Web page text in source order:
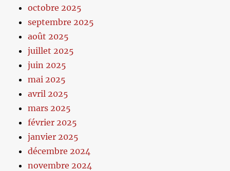
octobre 2025
septembre 2025
août 2025
juillet 2025
juin 2025
mai 2025
avril 2025
mars 2025
février 2025
janvier 2025
décembre 2024
novembre 2024